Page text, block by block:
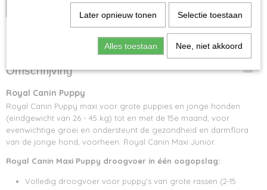
20,00 Kg
Bruto gewicht
20,00 Kg
Omschrijving
Royal Canin Puppy
Royal Canin Puppy maxi voor grote puppies en jonge honden
(eindgewicht van 26 - 45 kg) tot en met de 15e maand, voor
evenwichtige groei en ondersteunt de gezondheid en darmflora
van de jonge hond, voorheen: Royal Canin Maxi Junior.
Royal Canin Maxi Puppy droogvoer in één oogopslag:
Volledig droogvoer voor puppy's van grote rassen (2-15
Later opnieuw tonen Selectie toestaan
Alles toestaan Nee, niet akkoord